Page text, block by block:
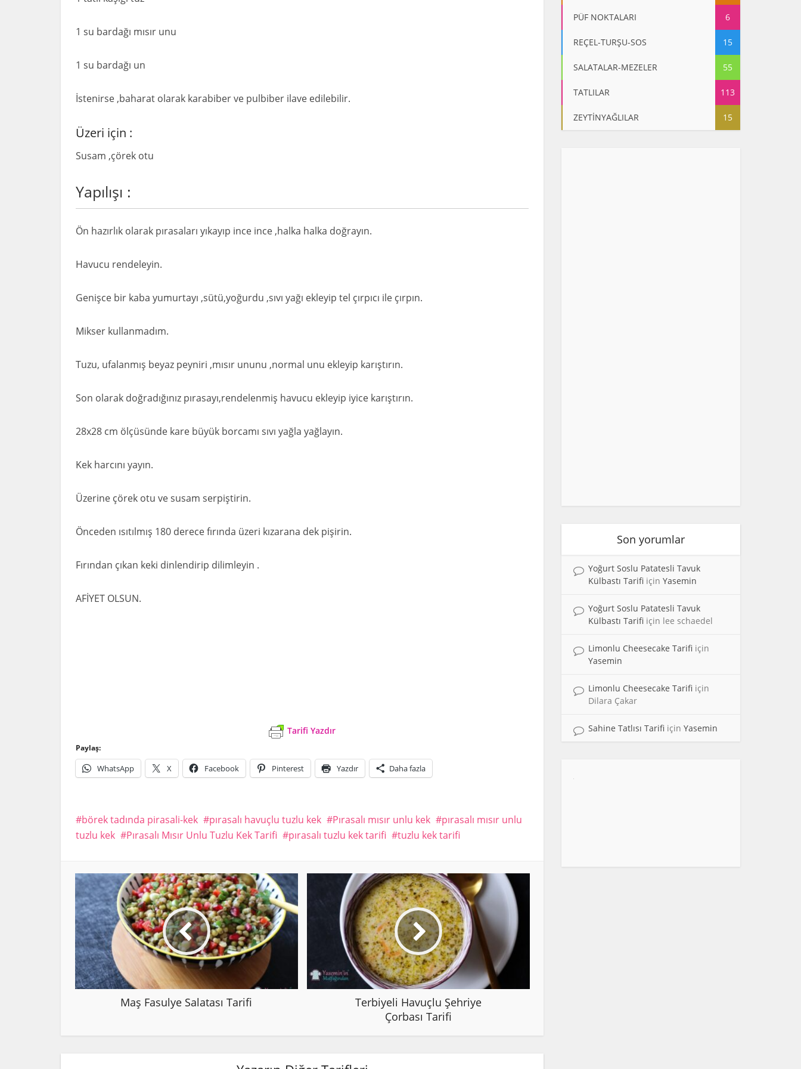
1 su bardağı mısır unu
1 su bardağı un
İstenirse ,baharat olarak karabiber ve pulbiber ilave edilebilir.
Üzeri için :
Susam ,çörek otu
Yapılışı :
Ön hazırlık olarak pırasaları yıkayıp ince ince ,halka halka doğrayın.
Havucu rendeleyin.
Genişce bir kaba yumurtayı ,sütü,yoğurdu ,sıvı yağı ekleyip tel çırpıcı ile çırpın.
Mikser kullanmadım.
Tuzu, ufalanmış beyaz peyniri ,mısır ununu ,normal unu ekleyip karıştırın.
Son olarak doğradığınız pırasayı,rendelenmiş havucu ekleyip iyice karıştırın.
28x28 cm ölçüsünde kare büyük borcamı sıvı yağla yağlayın.
Kek harcını yayın.
Üzerine çörek otu ve susam serpiştirin.
Önceden ısıtılmış 180 derece fırında üzeri kızarana dek pişirin.
Fırından çıkan keki dinlendirip dilimleyin .
AFİYET OLSUN.
Tarifi Yazdır
Paylaş:
WhatsApp X Facebook Pinterest Yazdır Daha fazla
börek tadında pirasali-kek pırasalı havuçlu tuzlu kek Pırasalı mısır unlu kek
pırasalı mısır unlu
tuzlu kek
Pırasalı Mısır Unlu Tuzlu Kek Tarifi pırasalı tuzlu kek tarifi tuzlu kek tarifi
Maş Fasulye Salatası Tarifi
Terbiyeli Havuçlu Şehriye
Çorbası Tarifi
PÜF NOKTALARI 6
REÇEL-TURŞU-SOS 15
SALATALAR-MEZELER 55
TATLILAR 113
ZEYTİNYAĞLILAR 15
Son yorumlar
Yoğurt Soslu Patatesli Tavuk
Külbastı Tarifi için Yasemin
Yoğurt Soslu Patatesli Tavuk
Külbastı Tarifi için lee schaedel
Limonlu Cheesecake Tarifi için
Yasemin
Limonlu Cheesecake Tarifi için
Dilara Çakar
Sahine Tatlısı Tarifi için Yasemin